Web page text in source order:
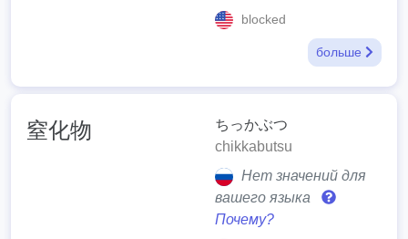
blocked
больше
窒化物
ちっかぶつ
chikkabutsu
Нет значений для
вашего языка
Почему?